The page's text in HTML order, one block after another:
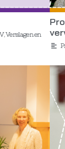
,Verslagen en